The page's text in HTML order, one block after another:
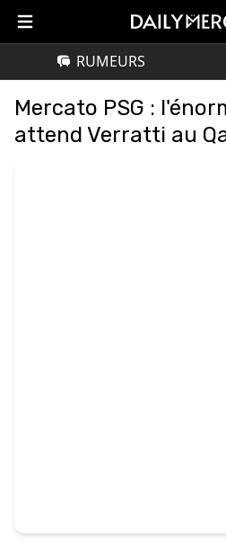
RUMEURS
Mercato PSG :
attend Verratti au